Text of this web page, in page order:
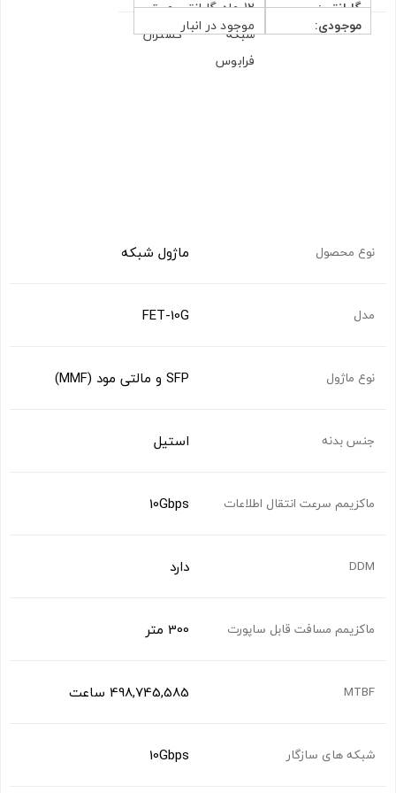
گارانتی:
12 ماه گارانتی معتبر
شبکه گستران
فرابوس
موجودی: موجود در انبار
نوع محصول ماژول شبکه
مدل FET-10G
نوع ماژول SFP و مالتی مود (MMF)
جنس بدنه استیل
ماکزیمم سرعت انتقال اطلاعات 10Gbps
DDM دارد
ماکزیمم مسافت قابل ساپورت 300 متر
MTBF 498,745,585 ساعت
شبکه های سازگار 10Gbps